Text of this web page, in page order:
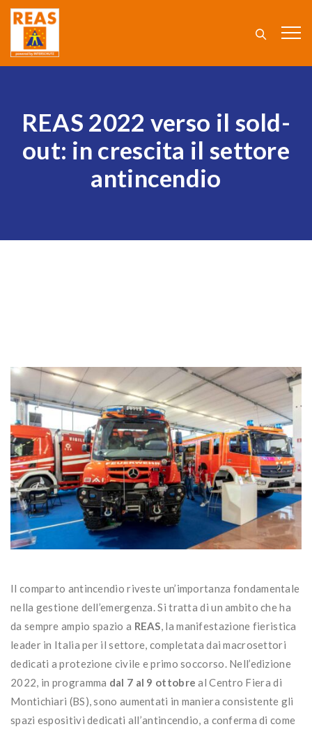
REAS 2022 verso il sold-
out: in crescita il settore
antincendio
Il comparto antincendio riveste un’importanza fondamentale
nella gestione dell’emergenza. Si tratta di un ambito che ha
da sempre ampio spazio a REAS, la manifestazione fieristica
leader in Italia per il settore, completata dai macrosettori
dedicati a protezione civile e primo soccorso. Nell’edizione
2022, in programma dal 7 al 9 ottobre al Centro Fiera di
Montichiari (BS), sono aumentati in maniera consistente gli
spazi espositivi dedicati all’antincendio, a conferma di come